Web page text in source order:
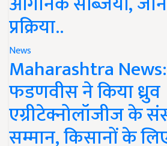
प्रक्रिया..
News
Maharashtra
फडणवीस ने किया ध्रुव
एग्रीटेक्नोलॉजीज के
सम्मान, किसानों के